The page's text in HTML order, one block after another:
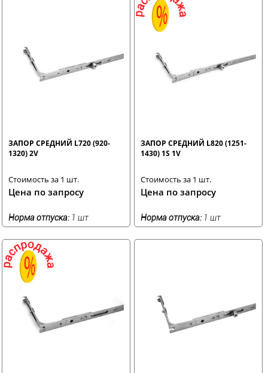
ЗАПОР СРЕДНИЙ L720 (920-
1320) 2V
Стоимость за 1 шт.
Цена по запросу
Норма отпуска: 1 шт
ЗАПОР СРЕДНИЙ L820 (1251-
1430) 1S 1V
Стоимость за 1 шт.
Цена по запросу
Норма отпуска: 1 шт